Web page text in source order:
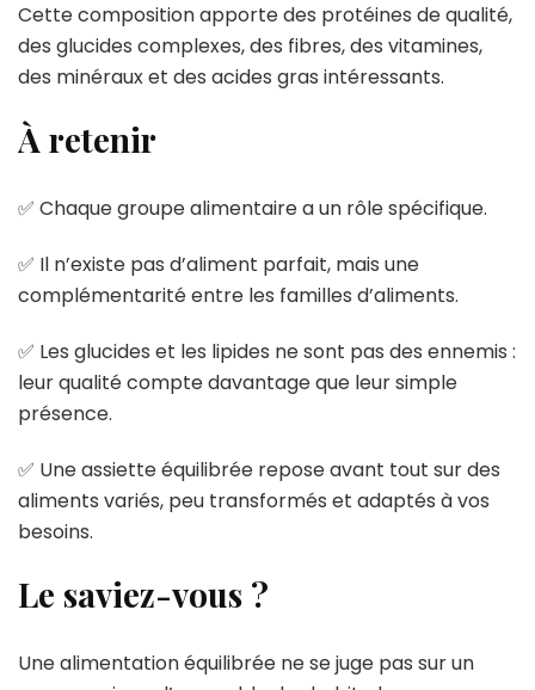
Cette composition apporte des protéines de qualité,
des glucides complexes, des fibres, des vitamines,
des minéraux et des acides gras intéressants.
À retenir
✅ Chaque groupe alimentaire a un rôle spécifique.
✅ Il n’existe pas d’aliment parfait, mais une
complémentarité entre les familles d’aliments.
✅ Les glucides et les lipides ne sont pas des ennemis :
leur qualité compte davantage que leur simple
présence.
✅ Une assiette équilibrée repose avant tout sur des
aliments variés, peu transformés et adaptés à vos
besoins.
Le saviez-vous ?
Une alimentation équilibrée ne se juge pas sur un